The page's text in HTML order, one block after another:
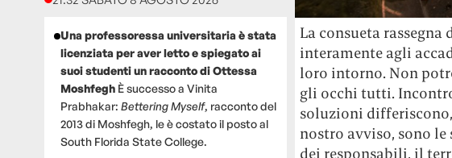
Una professoressa universitaria è stata
licenziata per aver letto e spiegato ai
suoi studenti un racconto di Ottessa
Moshfegh È successo a Vinita
Prabhakar: Bettering Myself, racconto del
2013 di Moshfegh, le è costato il posto al
South Florida State College.
La consueta
interamente agli
loro intorno. Non
gli occhi tutti.
soluzioni differiscono,
nostro avviso, sono
dei responsabili, il